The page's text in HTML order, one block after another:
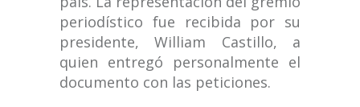
periodístico fue recibida por su
presidente, William Castillo, a
quien entregó personalmente el
documento con las peticiones.